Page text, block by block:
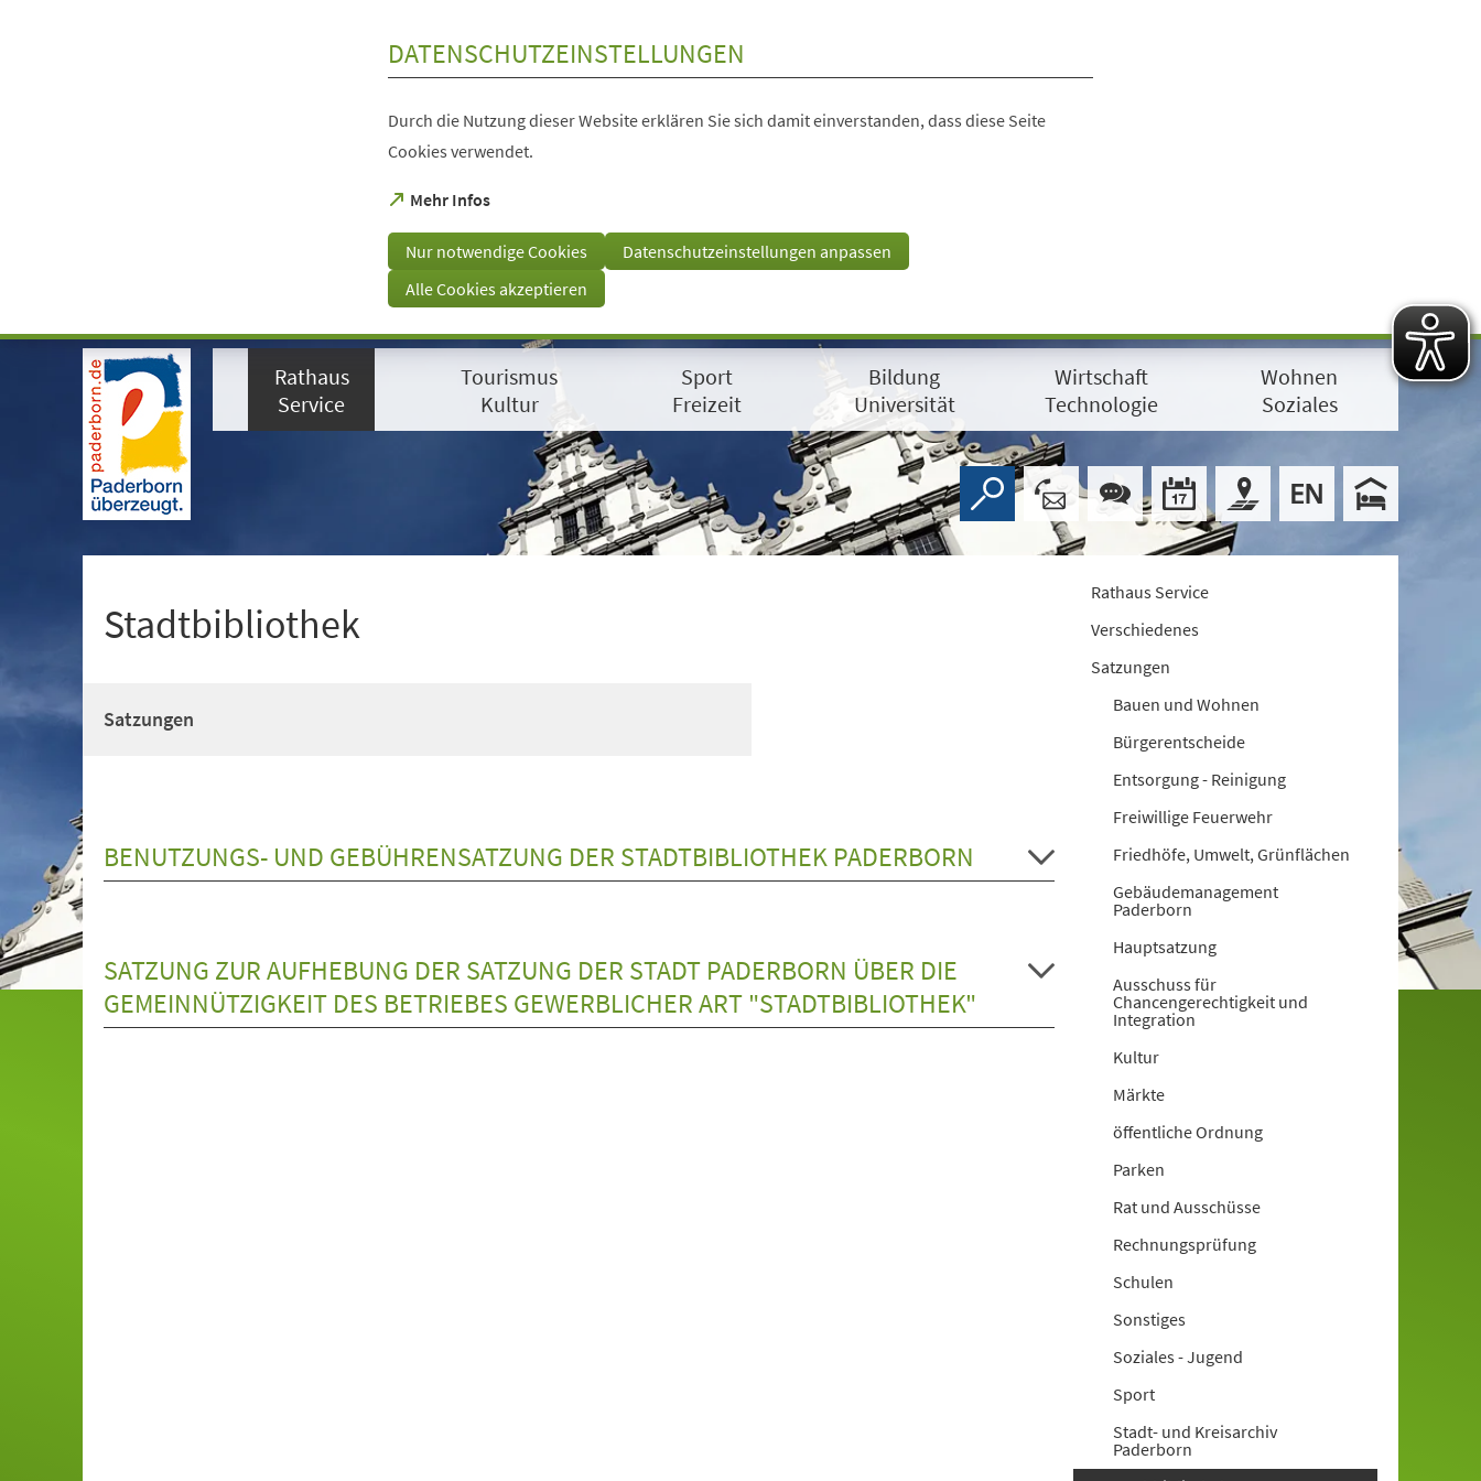
Assistenzsoftware
DATENSCHUTZEINSTELLUNGEN
Durch die Nutzung dieser Website erklären Sie sich damit einverstanden, dass diese Seite
Cookies verwendet.
Mehr Infos
(Öffnet
einem
neuen
Tab)
Nur notwendige Cookies
Datenschutzeinstellungen anpassen
Alle Cookies akzeptieren
Rathaus
Service
Tourismus
Kultur
Sport
Freizeit
Bildung
Universität
Wirtschaft
Technologie
Wohnen
Soziales
Stadtbibliothek
Satzungen
BENUTZUNGS- UND GEBÜHRENSATZUNG DER STADTBIBLIOTHEK PADERBORN
SATZUNG ZUR AUFHEBUNG DER SATZUNG DER STADT PADERBORN ÜBER DIE
GEMEINNÜTZIGKEIT DES BETRIEBES GEWERBLICHER ART "STADTBIBLIOTHEK"
Rathaus Service
Verschiedenes
Satzungen
Bauen und Wohnen
Bürgerentscheide
Entsorgung - Reinigung
Freiwillige Feuerwehr
Friedhöfe, Umwelt, Grünflächen
Gebäudemanagement
Paderborn
Hauptsatzung
Ausschuss für
Chancengerechtigkeit und
Integration
Kultur
Märkte
öffentliche Ordnung
Parken
Rat und Ausschüsse
Rechnungsprüfung
Schulen
Sonstiges
Soziales - Jugend
Sport
Stadt- und Kreisarchiv
Paderborn